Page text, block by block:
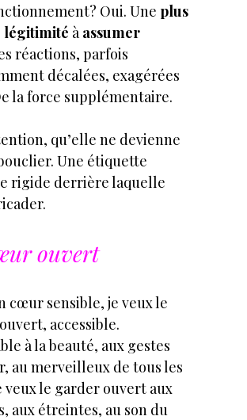
Oui. Une plus
légitimité àassumer
réactions, parfois
décalées, exagérées
la force supplémentaire.
qu’elle ne devienne
Une étiquette
rigide derrière laquelle
ouvert
cœur sensible, je veux le
accessible.
à la beauté, aux gestes
au merveilleux de tous les
veux le garder ouvert aux
aux étreintes, au son du